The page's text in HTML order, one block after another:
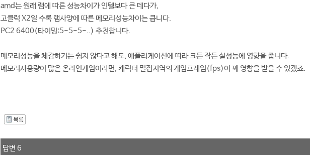
amd는 원래 램에 따른 성능차이가 인텔보다 큰 데다가,
고클럭 X2일 수록 램사양에 따른 메모리성능차이는 큽니다.
PC2 6400(타이밍:5-5-5-..) 추천합니다.
메모리성능을 체감하기는 쉽지 않다고 해도, 애플리케이션에 따라 크든 작든 실성능에 영향을 줍니다.
메모리사용량이 많은 온라인게임이라면, 캐릭터 밀집지역의 게임프레임(fps)이 꽤 영향을 받을 수 있겠죠.
답변 6